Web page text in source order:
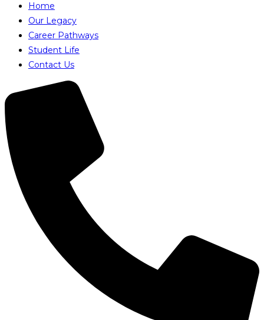
Home
Our Legacy
Career Pathways
Student Life
Contact Us